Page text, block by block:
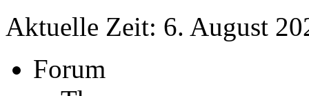
Aktuelle Zeit: 6. August
Forum